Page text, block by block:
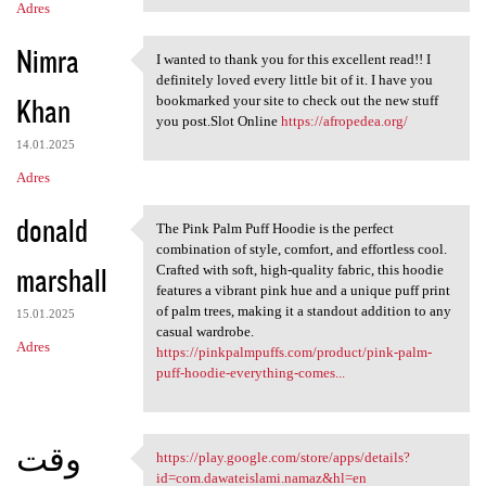
Adres
Nimra
Khan
14.01.2025
Adres
I wanted to thank you for
I wanted to thank you for this excellent read!! I
definitely loved every little bit of it. I have you
bookmarked your site to check out the new stuff
you post.Slot Online https://afropedea.org/
donald
marshall
15.01.2025
Adres
The Pink Palm Puff Hoodie is
The Pink Palm Puff Hoodie is the perfect
combination of style, comfort, and effortless cool.
Crafted with soft, high-quality fabric, this hoodie
features a vibrant pink hue and a unique puff print
of palm trees, making it a standout addition to any
casual wardrobe.
https://pinkpalmpuffs.com/product/pink-palm-
puff-hoodie-everything-comes...
وقت https://play.google.com/store
https://play.google.com/store/apps/details?
id=com.dawateislami.namaz&hl=en